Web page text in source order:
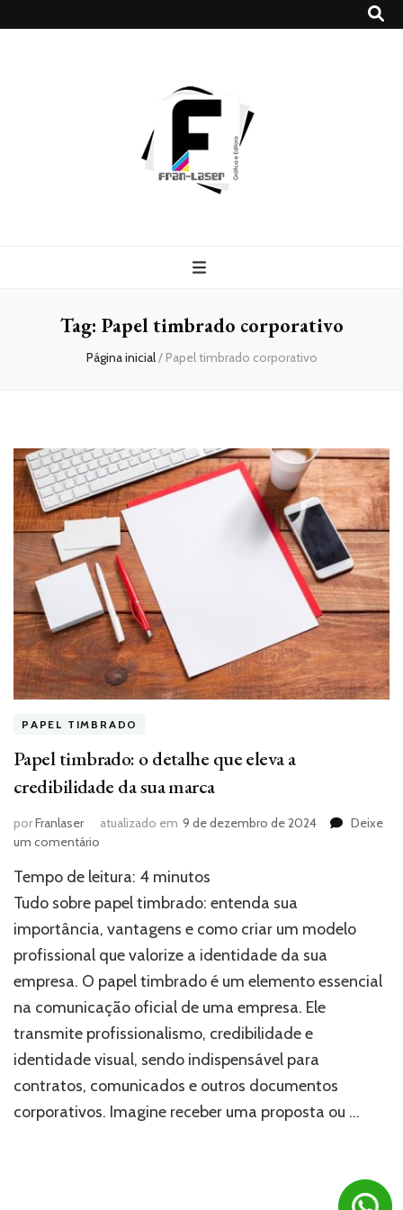
Tag: Papel timbrado corporativo
Página inicial/ Papel timbrado corporativo
PAPEL TIMBRADO
Papel timbrado: o detalhe que eleva a
credibilidade da sua marca
porFranlaser atualizado em 9 de dezembro de 2024
Deixe
um comentário
timbrado:
o
detalhe
que
eleva
credibilidade
da
sua
marca
Tempo de leitura: 4 minutos
Tudo sobre papel timbrado: entenda sua
importância, vantagens e como criar um modelo
profissional que valorize a identidade da sua
empresa. O papel timbrado é um elemento essencial
na comunicação oficial de uma empresa. Ele
transmite profissionalismo, credibilidade e
identidade visual, sendo indispensável para
contratos, comunicados e outros documentos
corporativos. Imagine receber uma proposta ou …